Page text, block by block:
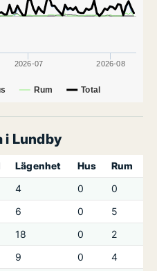
Rum Total
2026-07 2026-08
i Lundby
Lägenhet Hus
Rum
4 0
0
6 0
5
18 0
2
9 0
4